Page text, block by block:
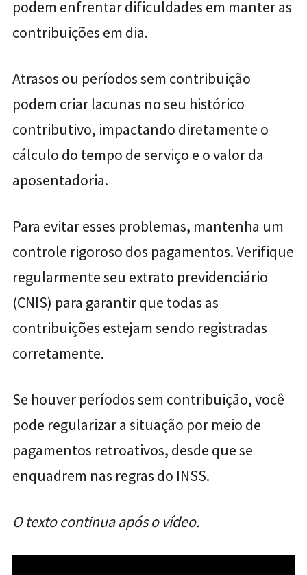
podem enfrentar dificuldades em manter as
contribuições em dia.
Atrasos ou períodos sem contribuição
podem criar lacunas no seu histórico
contributivo, impactando diretamente o
cálculo do tempo de serviço e o valor da
aposentadoria.
Para evitar esses problemas, mantenha um
controle rigoroso dos pagamentos. Verifique
regularmente seu extrato previdenciário
(CNIS) para garantir que todas as
contribuições estejam sendo registradas
corretamente.
Se houver períodos sem contribuição, você
pode regularizar a situação por meio de
pagamentos retroativos, desde que se
enquadrem nas regras do INSS.
O texto continua após o vídeo.